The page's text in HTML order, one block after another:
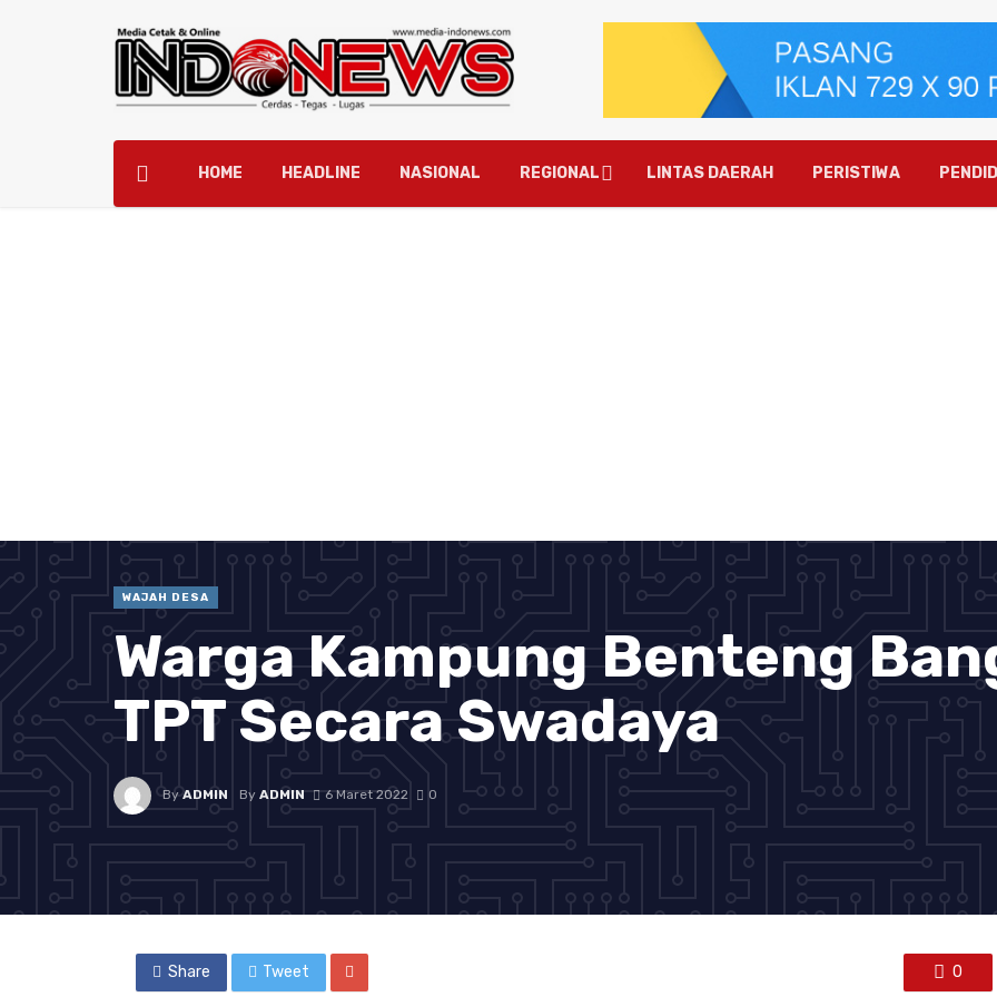
HOME HEADLINE NASIONAL REGIONAL LINTAS DAERAH PERISTIWA
WAJAH DESA
Warga Kampung Benteng
TPT Secara Swadaya
ByADMIN ByADMIN 6 Maret 2022 0
Share Tweet 0